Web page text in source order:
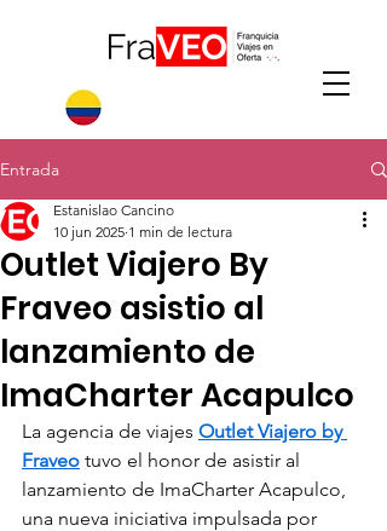
Entrada
Outlet Viajero By
Fraveo asistio al
lanzamiento de
ImaCharter Acapulco
Estanislao Cancino
10 jun 2025 1 min de lectura
La agencia de viajes Outlet Viajero by
Fraveo tuvo el honor de asistir al
lanzamiento de ImaCharter Acapulco,
una nueva iniciativa impulsada por